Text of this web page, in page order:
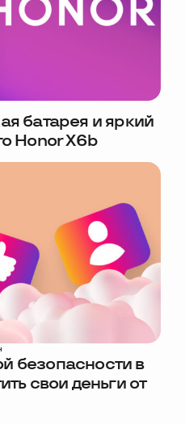
батарея и яркий
Honor X6b
безопасности в
свои деньги от